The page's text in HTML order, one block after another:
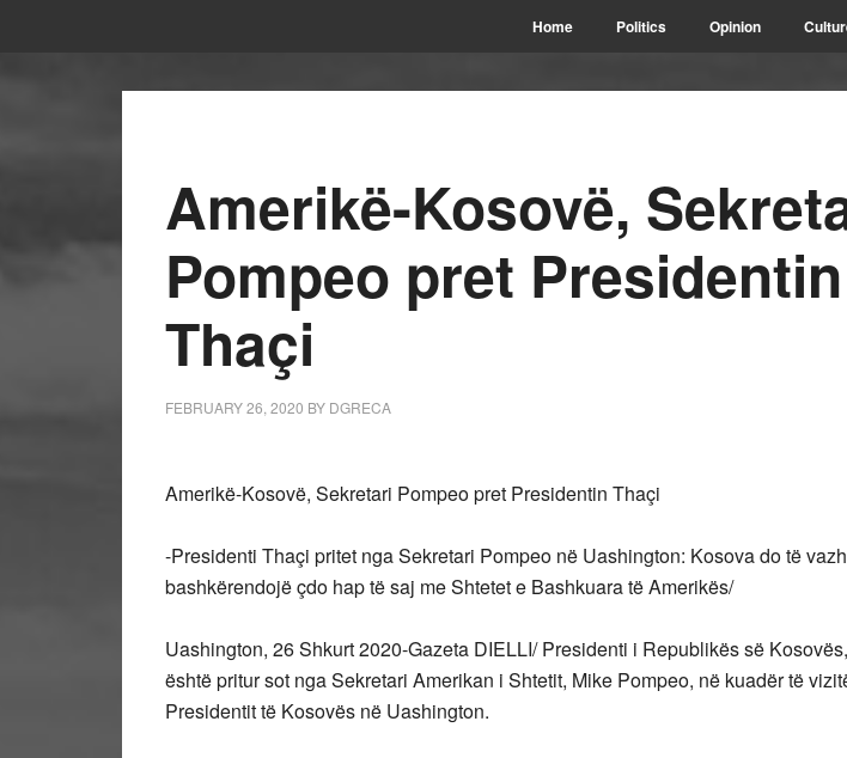
Home Politics Opinion
Amerikë-Kosovë,
Pompeo pret Presidentin
Thaçi
FEBRUARY 26, 2020 BY DGRECA
Amerikë-Kosovë, Sekretari Pompeo pret Presidentin Thaçi
-Presidenti Thaçi pritet nga Sekretari Pompeo në Uashington: Kosova do të
bashkërendojë çdo hap të saj me Shtetet e Bashkuara të Amerikës/
Uashington, 26 Shkurt 2020-Gazeta DIELLI/ Presidenti i Republikës së
është pritur sot nga Sekretari Amerikan i Shtetit, Mike Pompeo, në kuadër të
Presidentit të Kosovës në Uashington.